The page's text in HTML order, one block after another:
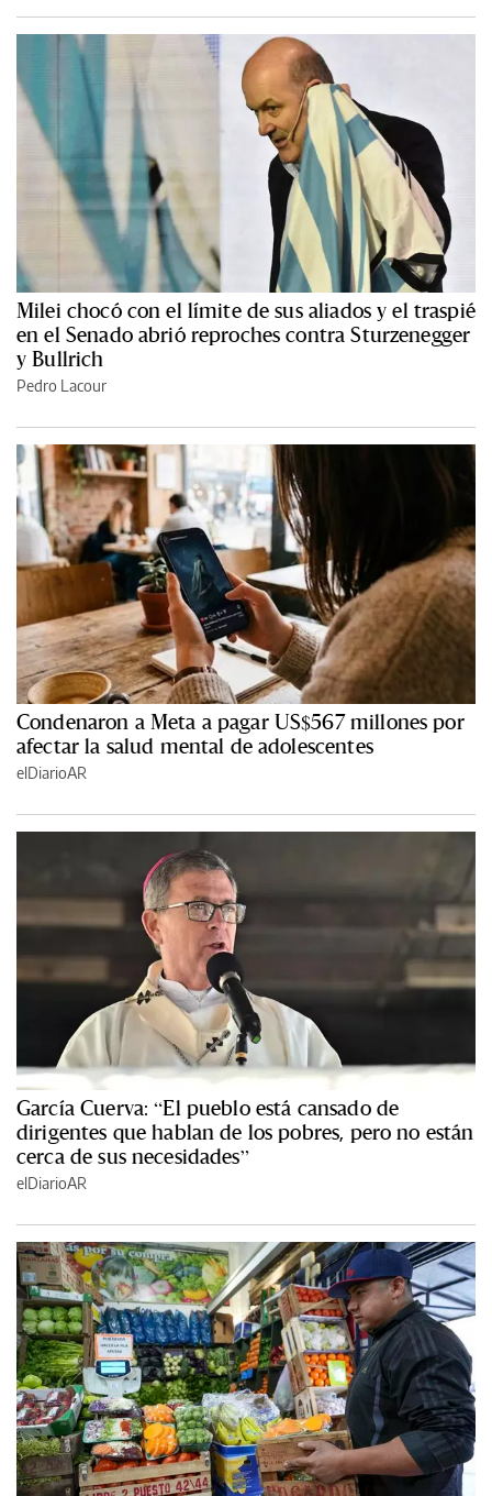
Milei chocó con el límite de sus aliados y el traspié
en el Senado abrió reproches contra Sturzenegger
y Bullrich
Pedro Lacour
Condenaron a Meta a pagar US$567 millones por
afectar la salud mental de adolescentes
elDiarioAR
García Cuerva: “El pueblo está cansado de
dirigentes que hablan de los pobres, pero no están
cerca de sus necesidades”
elDiarioAR